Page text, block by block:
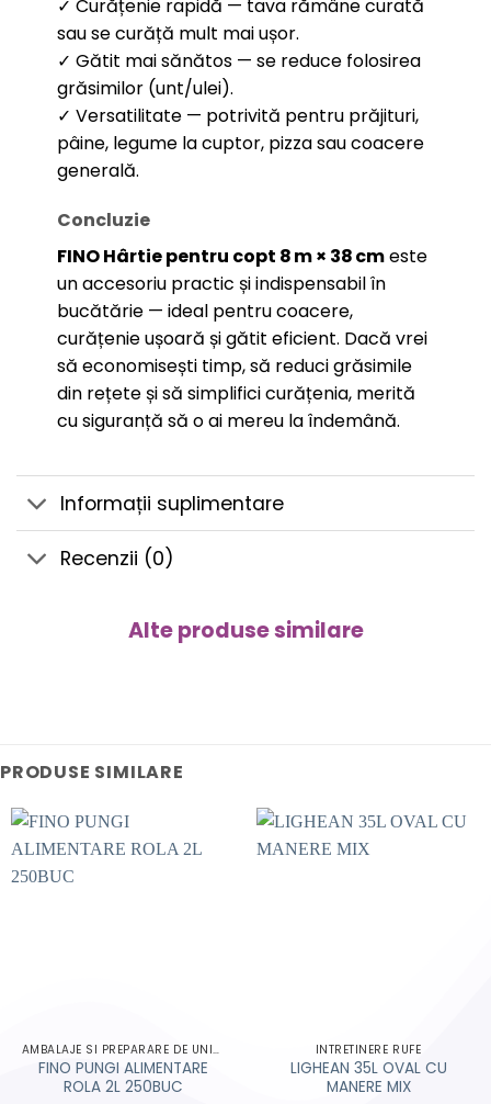
✓ Curățenie rapidă — tava rămâne curată
sau se curăță mult mai ușor.
✓ Gătit mai sănătos — se reduce folosirea
grăsimilor (unt/ulei).
✓ Versatilitate — potrivită pentru prăjituri,
pâine, legume la cuptor, pizza sau coacere
generală.
Concluzie
FINO Hârtie pentru copt 8 m × 38 cmeste
un accesoriu practic și indispensabil în
bucătărie — ideal pentru coacere,
curățenie ușoară și gătit eficient. Dacă vrei
să economisești timp, să reduci grăsimile
din rețete și să simplifici curățenia, merită
cu siguranță să o ai mereu la îndemână.
Informații suplimentare
Recenzii (0)
Alte produse similare
PRODUSE SIMILARE
AMBALAJE SI PREPARARE DE UNICA FOLOSINTA
FINO PUNGI ALIMENTARE
ROLA 2L 250BUC
INTRETINERE RUFE
LIGHEAN 35L OVAL CU
MANERE MIX